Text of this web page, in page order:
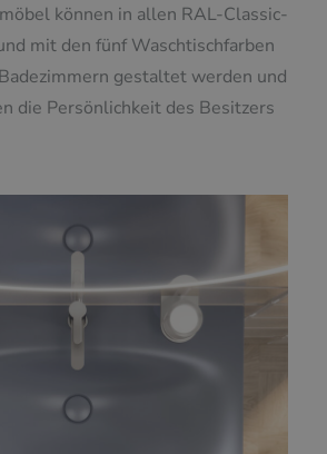
können in allen RAL-Classic-
mit den fünf Waschtischfarben
gestaltet werden und
die Persönlichkeit des Besitzers